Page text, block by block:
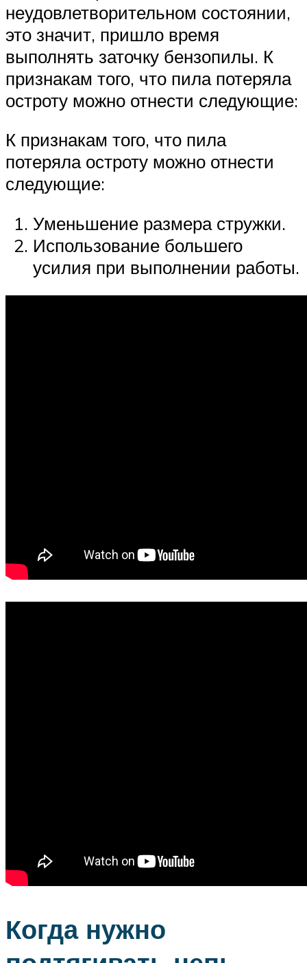
неудовлетворительном состоянии,
это значит, пришло время
выполнять заточку бензопилы. К
признакам того, что пила потеряла
остроту можно отнести следующие:
К признакам того, что пила
потеряла остроту можно отнести
следующие:
Уменьшение размера стружки.
Использование большего
усилия при выполнении работы.
Когда нужно